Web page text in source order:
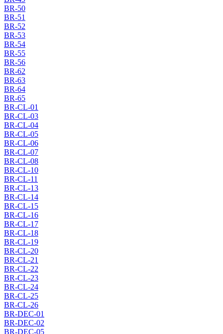
BR-50
BR-51
BR-52
BR-53
BR-54
BR-55
BR-56
BR-62
BR-63
BR-64
BR-65
BR-CL-01
BR-CL-03
BR-CL-04
BR-CL-05
BR-CL-06
BR-CL-07
BR-CL-08
BR-CL-10
BR-CL-11
BR-CL-13
BR-CL-14
BR-CL-15
BR-CL-16
BR-CL-17
BR-CL-18
BR-CL-19
BR-CL-20
BR-CL-21
BR-CL-22
BR-CL-23
BR-CL-24
BR-CL-25
BR-CL-26
BR-DEC-01
BR-DEC-02
BR-DEC-05